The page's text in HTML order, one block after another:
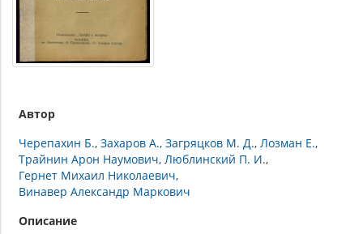
Автор
Черепахин Б. Захаров А. Загряцков М. Д. Лозман Е.
Трайнин Арон Наумович Люблинский П. И.
Гернет Михаил Николаевич
Винавер Александр Маркович
Описание